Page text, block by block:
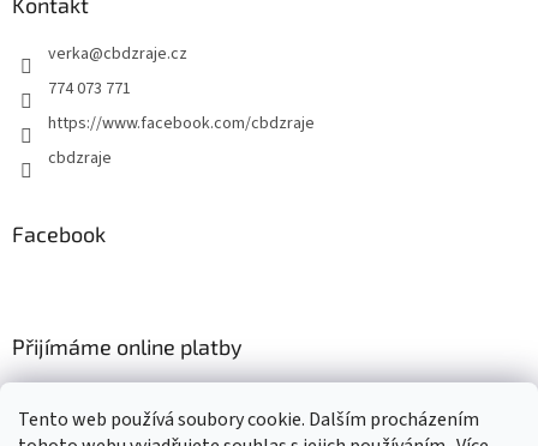
Tento web používá soubory cookie. Dalším procházením
verka@cbdzraje.cz
774 073 771
https://www.facebook.com/cbdzraje
cbdzraje
Facebook
Přijímáme online platby